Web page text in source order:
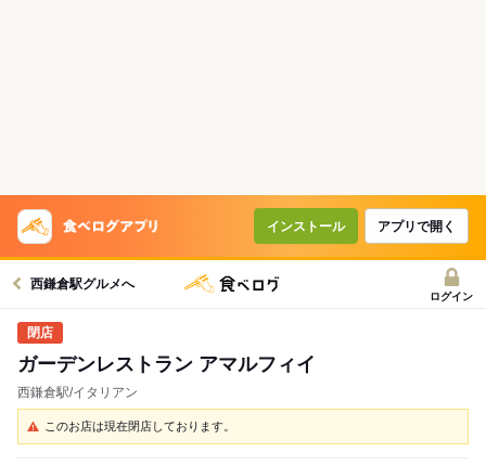
インストール アプリで開く
西鎌倉駅グルメへ
ログイン
ガーデンレストラン アマルフィイ
西鎌倉駅/イタリアン
このお店は現在閉店しております。